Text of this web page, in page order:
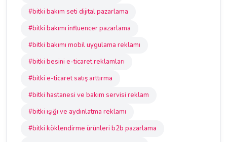
#bitki bakım seti dijital pazarlama
#bitki bakımı influencer pazarlama
#bitki bakımı mobil uygulama reklamı
#bitki besini e-ticaret reklamları
#bitki e-ticaret satış arttırma
#bitki hastanesi ve bakım servisi reklam
#bitki ışığı ve aydınlatma reklamı
#bitki köklendirme ürünleri b2b pazarlama